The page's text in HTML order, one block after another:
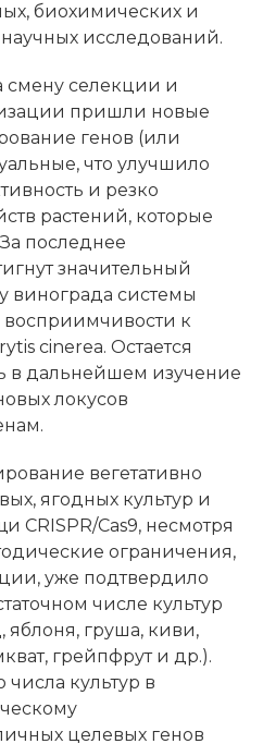
биохимических и
исследований.
смену селекции и
пришли новые
генов (или
что улучшило
и резко
растений, которые
последнее
значительный
винограда cистемы
восприимчивости к
cinerea. Остается
в дальнейшем изучение
локусов
вегетативно
ягодных культур и
CRISPR/Cas9, несмотря
ограничения,
уже подтвердило
числе культур
яблоня, груша, киви,
грейпфрут и др.).
культур в
целевых генов